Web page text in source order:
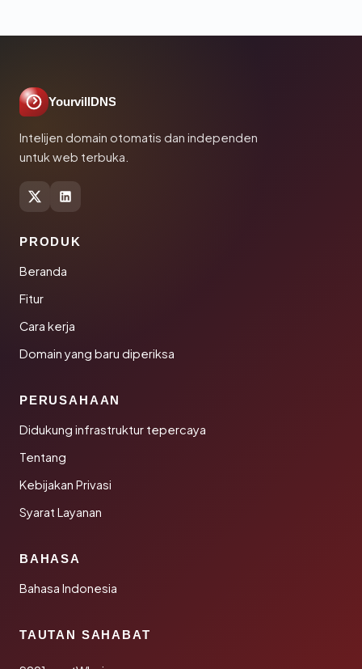
YourvillDNS
Intelijen domain otomatis dan independen
untuk web terbuka.
PRODUK
Beranda
Fitur
Cara kerja
Domain yang baru diperiksa
PERUSAHAAN
Didukung infrastruktur tepercaya
Tentang
Kebijakan Privasi
Syarat Layanan
BAHASA
Bahasa Indonesia
TAUTAN SAHABAT